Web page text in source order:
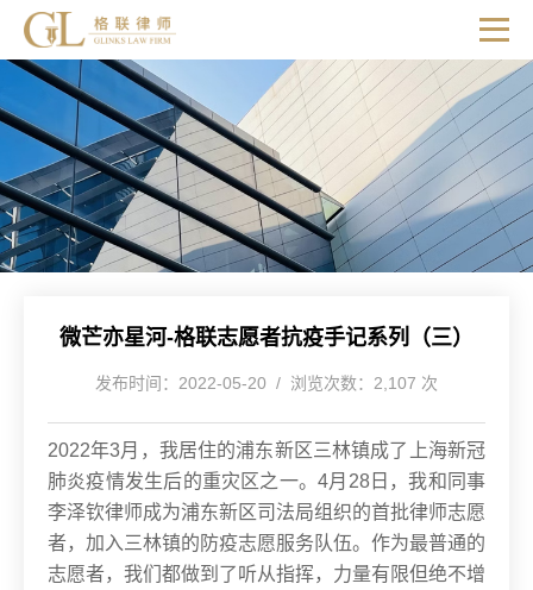
微芒亦星河-格联志愿者抗疫手记系列（三）
发布时间：2022-05-20 / 浏览次数：2,107 次
2022年3月，我居住的浦东新区三林镇成了上海新冠
肺炎疫情发生后的重灾区之一。4月28日，我和同事
李泽钦律师成为浦东新区司法局组织的首批律师志愿
者，加入三林镇的防疫志愿服务队伍。作为最普通的
志愿者，我们都做到了听从指挥，力量有限但绝不增